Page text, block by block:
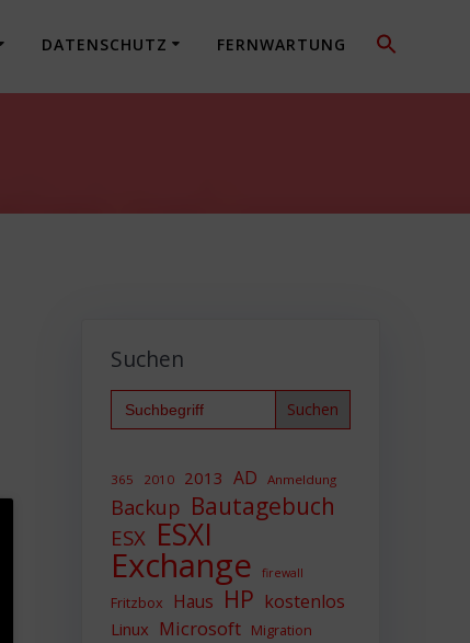
DATENSCHUTZ FERNWARTUNG
Suchen
Search
for:
365 2010 2013 AD Anmeldung
Backup Bautagebuch
ESX ESXI
Exchange firewall
Fritzbox Haus HP kostenlos
Linux Microsoft Migration